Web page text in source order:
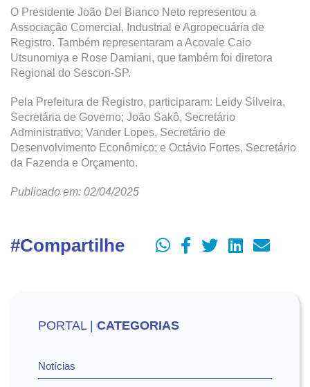
O Presidente João Del Bianco Neto representou a
Associação Comercial, Industrial e Agropecuária de
Registro. Também representaram a Acovale Caio
Utsunomiya e Rose Damiani, que também foi diretora
Regional do Sescon-SP.
Pela Prefeitura de Registro, participaram: Leidy Silveira,
Secretária de Governo; João Sakô, Secretário
Administrativo; Vander Lopes, Secretário de
Desenvolvimento Econômico; e Octávio Fortes, Secretário
da Fazenda e Orçamento.
Publicado em: 02/04/2025
#Compartilhe
PORTAL | CATEGORIAS
Notícias